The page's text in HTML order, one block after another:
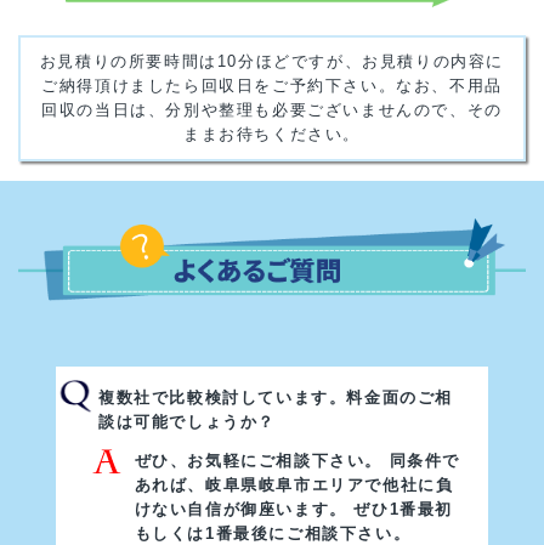
お見積りの所要時間は10分ほどですが、お見積りの内容に
ご納得頂けましたら回収日をご予約下さい。なお、不用品
回収の当日は、分別や整理も必要ございませんので、その
ままお待ちください。
複数社で比較検討しています。料金面のご相
談は可能でしょうか？
ぜひ、お気軽にご相談下さい。 同条件で
あれば、岐阜県岐阜市エリアで他社に負
けない自信が御座います。ぜひ1番最初
もしくは1番最後にご相談下さい。